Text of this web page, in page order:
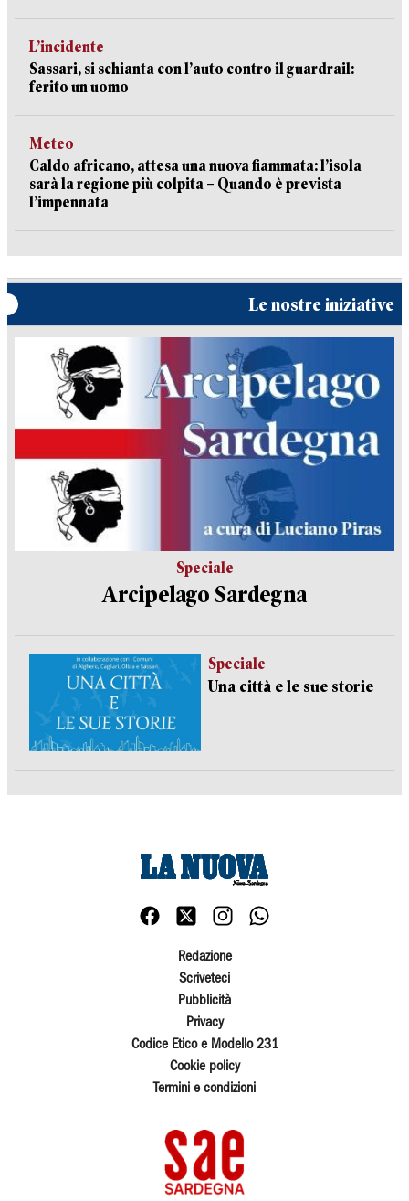
L’incidente
Sassari, si schianta con l’auto contro il guardrail:
ferito un uomo
Meteo
Caldo africano, attesa una nuova fiammata: l’isola
sarà la regione più colpita – Quando è prevista
l’impennata
Le nostre iniziative
Speciale
Arcipelago Sardegna
Speciale
Una città e le sue storie
Redazione
Scriveteci
Pubblicità
Privacy
Codice Etico e Modello 231
Cookie policy
Termini e condizioni